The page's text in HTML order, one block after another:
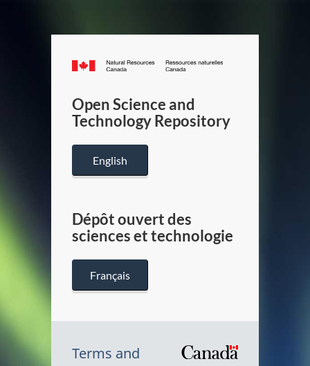
Canada.ca
/
Canada
Open Science and
Technology Repository
English
Dépôt ouvert des
sciences et technologie
Français
Terms and